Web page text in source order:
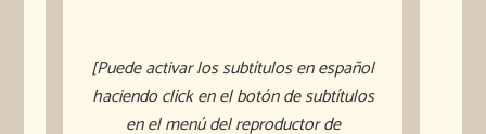
[Puede activar los subtítulos en español
haciendo click en el botón de subtítulos
en el menú del reproductor de